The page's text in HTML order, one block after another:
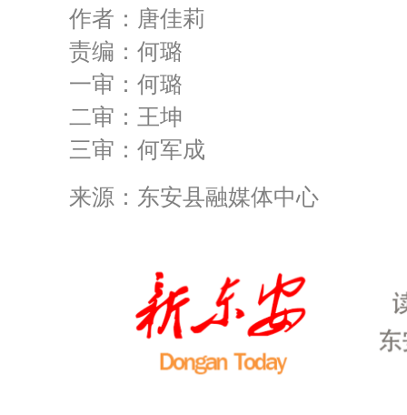
作者：唐佳莉
责编：何璐
一审：何璐
二审：王坤
三审：何军成
来源：东安县融媒体中心